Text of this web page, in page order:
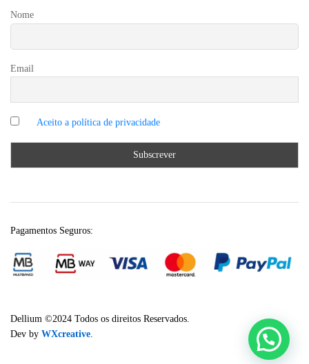
Nome
Email
Dellium ©2024 Todos os direitos Reservados.
Dev by WXcreative.
Pagamentos Seguros: